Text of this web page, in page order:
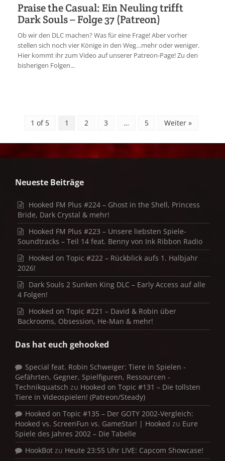
Praise the Casual: Ein Neuling trifft
Dark Souls – Folge 37 (Patreon)
Ob wir den DLC machen? Was für eine Frage! Aber vorher
stellen sich noch vier Könige in den Weg…mehr oder weniger.
Hier kommt ihr zum Video auf unserer Patreon-Page! Zu den
bisherigen Folgen...
1 of 5 1 2 3 … 5 Weiter »
Neueste Beiträge
Hooked FM Plus #224 – Ghost in the Shell, Princess
Bride, Dark Crystal & mehr!
Hooked FM Plus #223 – Unsere liebsten Spiele-
Soundtracks – Teil 14 feat. Benny von Ink Ribbon Radio
Hooked on Topic #222 – Rückblick aufs 1. Halbjahr
2026!
Dark Souls 2 Sunken King DLC – Early Access auf alle
4 Folgen!
Hooked on Topic #221 – David & Robin über
Backrooms, Obsession, He-Man & mehr!
Das hat euch gehooked
Special feat. Robin Schweiger: Tiere in Spielen -
Gefährten, Gegner, Spielfiguren, Ressourcen -
Technikquatsch zu Hooked on Topic #131 – Die tollsten
Tiere in Videospielen! (Patreon/Steady)
Hooked on Topic #135 – Der GOTY 2002-Vergleich:
Hooked vs. ScreenFun vs. GameStar! | Hooked zu Eure
Spiele des Jahres 2002 – Die Tabelle
HookBot zu Heute 23:55 Uhr LIVE: Capcom Showcase!